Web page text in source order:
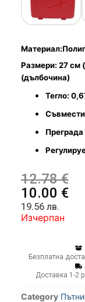
Чадъри
Размери: 27 см
(дълбочина)
Тегло:
12.78€
10.00 €
19.56 лв.
Изчерпан
Безплатна
Доставка 1-2
Category